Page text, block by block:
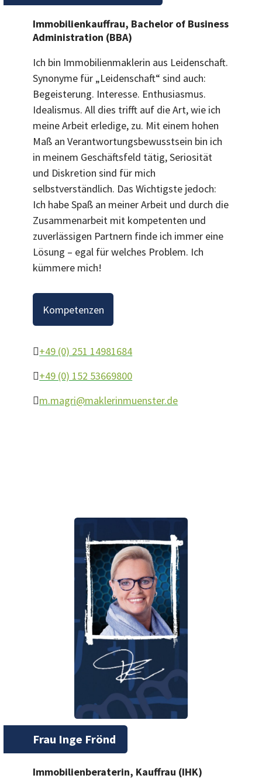
Immobilienkauffrau, Bachelor of Business
Administration (BBA)
Ich bin Immobilienmaklerin aus Leidenschaft.
Synonyme für „Leidenschaft“ sind auch:
Begeisterung. Interesse. Enthusiasmus.
Idealismus. All dies trifft auf die Art, wie ich
meine Arbeit erledige, zu. Mit einem hohen
Maß an Verantwortungsbewusstsein bin ich
in meinem Geschäftsfeld tätig, Seriosität
und Diskretion sind für mich
selbstverständlich. Das Wichtigste jedoch:
Ich habe Spaß an meiner Arbeit und durch die
Zusammenarbeit mit kompetenten und
zuverlässigen Partnern finde ich immer eine
Lösung – egal für welches Problem. Ich
kümmere mich!
Kompetenzen
+49 (0) 251 14981684
+49 (0) 152 53669800
m.magri@maklerinmuenster.de
Frau Inge Frönd
Immobilienberaterin, Kauffrau (IHK)